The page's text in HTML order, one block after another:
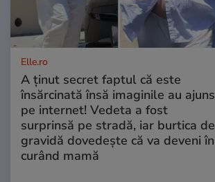
Elle.ro
A ținut secret faptul că este
însărcinată însă imaginile au ajuns
pe internet! Vedeta a fost
surprinsă pe stradă, iar burtica de
gravidă dovedește că va deveni în
curând mamă